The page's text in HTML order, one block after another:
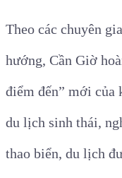
Theo các chuyên
hướng, Cần Giờ
điểm đến” mới của
du lịch sinh thái,
thao biển, du lịch